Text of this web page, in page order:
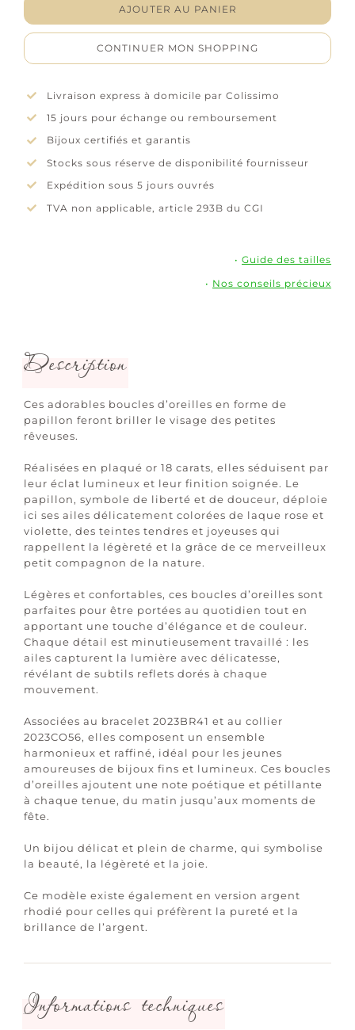
"Chrysolia"
-
Plaqué
or
AJOUTER AU PANIER
CONTINUER MON SHOPPING
Livraison express à domicile par Colissimo
15 jours pour échange ou remboursement
Bijoux certifiés et garantis
Stocks sous réserve de disponibilité fournisseur
Expédition sous 5 jours ouvrés
TVA non applicable, article 293B du CGI
•Guide des tailles
• Nos conseils précieux
Description
Ces adorables boucles d’oreilles en forme de
papillon feront briller le visage des petites
rêveuses.
Réalisées en plaqué or 18 carats, elles séduisent par
leur éclat lumineux et leur finition soignée. Le
papillon, symbole de liberté et de douceur, déploie
ici ses ailes délicatement colorées de laque rose et
violette, des teintes tendres et joyeuses qui
rappellent la légèreté et la grâce de ce merveilleux
petit compagnon de la nature.
Légères et confortables, ces boucles d’oreilles sont
parfaites pour être portées au quotidien tout en
apportant une touche d’élégance et de couleur.
Chaque détail est minutieusement travaillé : les
ailes capturent la lumière avec délicatesse,
révélant de subtils reflets dorés à chaque
mouvement.
Associées au bracelet 2023BR41 et au collier
2023CO56, elles composent un ensemble
harmonieux et raffiné, idéal pour les jeunes
amoureuses de bijoux fins et lumineux. Ces boucles
d’oreilles ajoutent une note poétique et pétillante
à chaque tenue, du matin jusqu’aux moments de
fête.
Un bijou délicat et plein de charme, qui symbolise
la beauté, la légèreté et la joie.
Ce modèle existe également en version argent
rhodié pour celles qui préfèrent la pureté et la
brillance de l’argent.
Informations techniques